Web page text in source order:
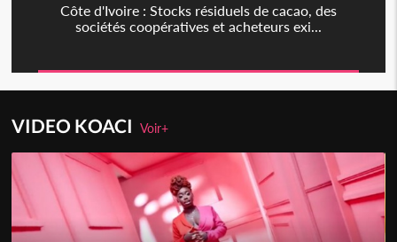
Côte d'Ivoire : Stocks résiduels de cacao, des
sociétés coopératives et acheteurs exi...
VIDEO KOACIVoir+